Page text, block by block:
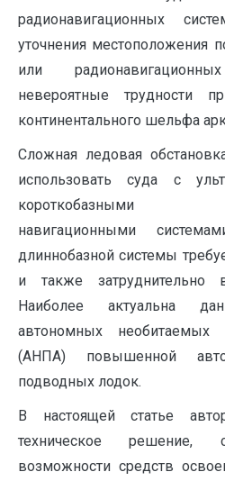
радионавигационных
уточнения местоположения
или
невероятные трудности
континентального шельфа
Сложная ледовая
использовать суда с
короткобазными
навигационными
длиннобазной системы
и также затруднительно
Наиболее актуальна
автономных необитаемых
(АНПА) повышенной
подводных лодок.
В настоящей статье
техническое решение,
возможности средств